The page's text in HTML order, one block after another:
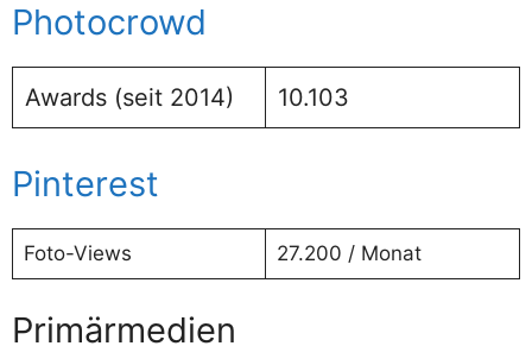
Photocrowd
Awards (seit 2014) 10.103
Pinterest
Foto-Views 27.200 / Monat
Primärmedien